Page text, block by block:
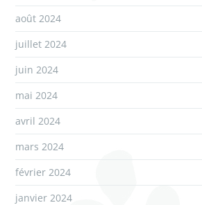
août 2024
juillet 2024
juin 2024
mai 2024
avril 2024
mars 2024
février 2024
janvier 2024